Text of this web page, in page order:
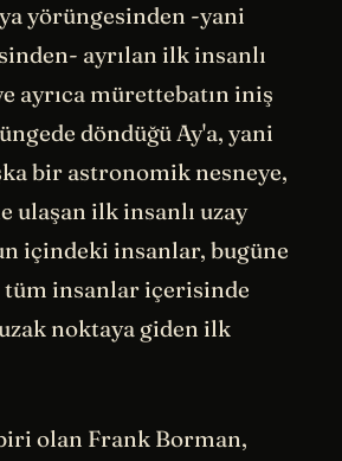
yörüngesinden -yani
ayrılan ilk insanlı
ayrıca mürettebatın iniş
döndüğü Ay'a, yani
bir astronomik nesneye,
ulaşan ilk insanlı uzay
içindeki insanlar, bugüne
tüm insanlar içerisinde
noktaya giden ilk
olan Frank Borman,